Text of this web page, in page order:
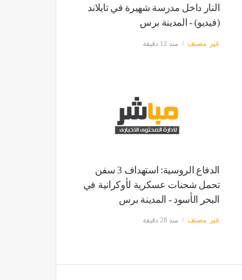
النار داخل مدرسة شهيرة في تايلاند
(فيديو) - المدينة برس
غير مصنف منذ 12 دقيقة
الدفاع الروسية: استهداف 3 سفن
تحمل شحنات عسكرية لأوكرانية في
البحر الأسود - المدينة برس
غير مصنف منذ 28 دقيقة